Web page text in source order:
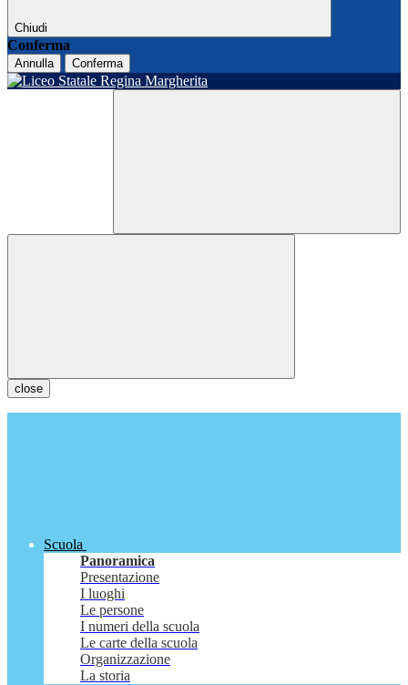
Chiudi
Conferma
Annulla Conferma
close
Scuola
Panoramica
Presentazione
I luoghi
Le persone
I numeri della scuola
Le carte della scuola
Organizzazione
La storia